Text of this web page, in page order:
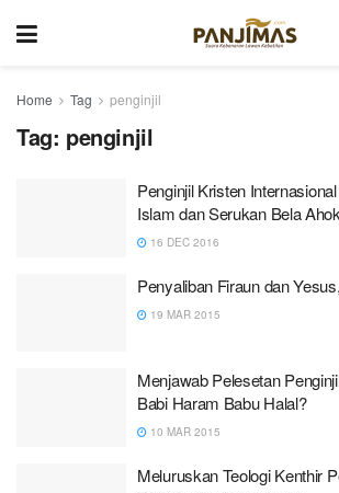
Home Tag penginjil
Tag: penginjil
Penginjil Kristen
Islam dan Serukan Bela Ahok
16 DEC 2016
Penyaliban Firaun dan
19 MAR 2015
Menjawab Pelesetan
Babi Haram Babu Halal?
10 MAR 2015
Meluruskan Teologi Kenthir